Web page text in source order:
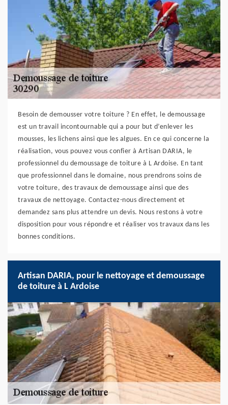
Besoin de demousser votre toiture ? En effet, le demoussage
est un travail incontournable qui a pour but d’enlever les
mousses, les lichens ainsi que les algues. En ce qui concerne la
réalisation, vous pouvez vous confier à Artisan DARIA, le
professionnel du demoussage de toiture à L Ardoise. En tant
que professionnel dans le domaine, nous prendrons soins de
votre toiture, des travaux de demoussage ainsi que des
travaux de nettoyage. Contactez-nous directement et
demandez sans plus attendre un devis. Nous restons à votre
disposition pour vous répondre et réaliser vos travaux dans les
bonnes conditions.
Artisan DARIA, pour le nettoyage et demoussage
de toiture à L Ardoise